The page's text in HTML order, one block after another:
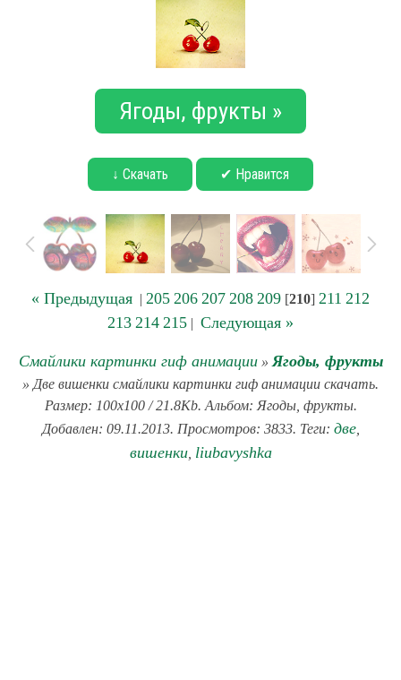
Ягоды, фрукты »
↓ Скачать ✔ Нравится
« Предыдущая | 205 206 207 208 209 [210] 211 212
213 214 215 | Следующая »
Смайлики картинки гиф анимации» Ягоды, фрукты
» Две вишенки смайлики картинки гиф анимации скачать.
Размер: 100x100 / 21.8Kb. Альбом: Ягоды, фрукты.
Добавлен: 09.11.2013. Просмотров: 3833. Теги: две,
вишенки, liubavyshka